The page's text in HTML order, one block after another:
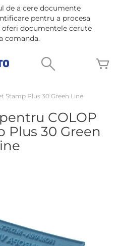
de a cere documente
pentru a procesa
oferi documentele cerute
comanda.
la
Stamp Plus 30 Green Line
COLOP
Plus 30 Green